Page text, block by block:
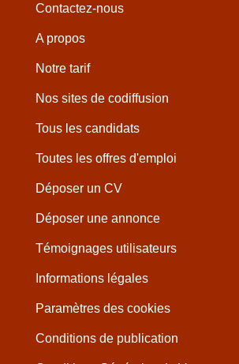
Contactez-nous
A propos
Notre tarif
Nos sites de codiffusion
Tous les candidats
Toutes les offres d'emploi
Déposer un CV
Déposer une annonce
Témoignages utilisateurs
Informations légales
Paramètres des cookies
Conditions de publication